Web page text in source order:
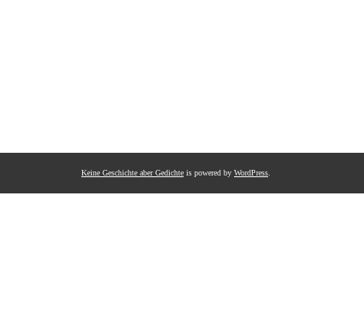
Keine Geschichte aber Gedichte is powered by WordPress